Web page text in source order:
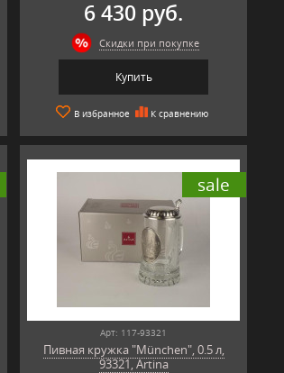
6 430 руб.
Скидки при покупке
Купить
В избранное К сравнению
sale
Арт: 117-93321
Пивная кружка "München", 0.5 л,
93321, Artina